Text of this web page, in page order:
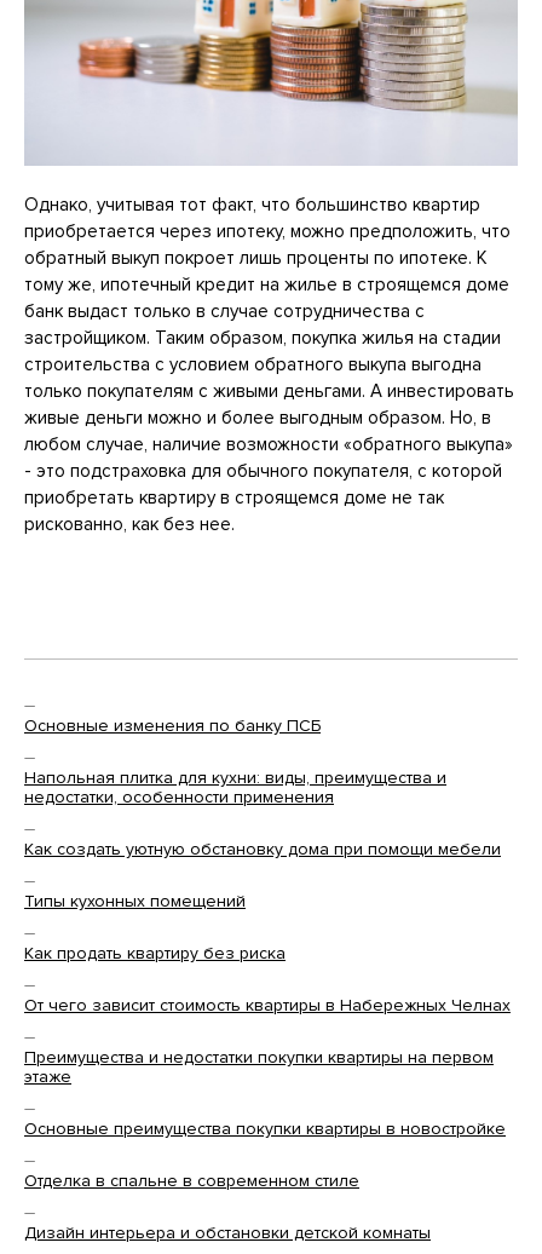
Однако, учитывая тот факт, что большинство квартир
приобретается через ипотеку, можно предположить, что
обратный выкуп покроет лишь проценты по ипотеке. К
тому же, ипотечный кредит на жилье в строящемся доме
банк выдаст только в случае сотрудничества с
застройщиком. Таким образом, покупка жилья на стадии
строительства с условием обратного выкупа выгодна
только покупателям с живыми деньгами. А инвестировать
живые деньги можно и более выгодным образом. Но, в
любом случае, наличие возможности «обратного выкупа»
- это подстраховка для обычного покупателя, с которой
приобретать квартиру в строящемся доме не так
рискованно, как без нее.
—
Основные изменения по банку ПСБ
—
Напольная плитка для кухни: виды, преимущества и
недостатки, особенности применения
—
Как создать уютную обстановку дома при помощи мебели
—
Типы кухонных помещений
—
Как продать квартиру без риска
—
От чего зависит стоимость квартиры в Набережных Челнах
—
Преимущества и недостатки покупки квартиры на первом
этаже
—
Основные преимущества покупки квартиры в новостройке
—
Отделка в спальне в современном стиле
—
Дизайн интерьера и обстановки детской комнаты